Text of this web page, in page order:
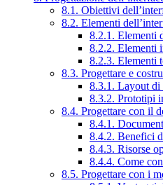
8.1. Obiettivi
8.2. Elementi
8.2.1. Elementi
8.2.2. Elementi
8.2.3. Elementi
8.3. Progettare e
8.3.1. Layout di
8.3.2. Prototipi
8.4. Progettare con il
8.4.1.
8.4.2. Benefici
8.4.3. Risorse
8.4.4. Come
8.5. Progettare con i